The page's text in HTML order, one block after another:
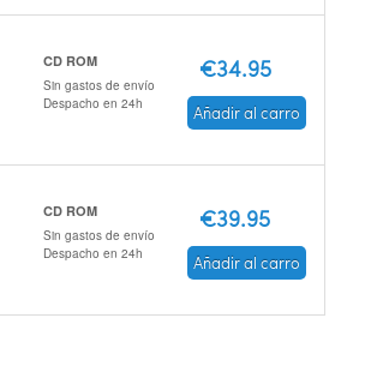
CD ROM
Sin gastos de envío
Despacho en 24h
€34.95
Añadir al carro
CD ROM
Sin gastos de envío
Despacho en 24h
€39.95
Añadir al carro